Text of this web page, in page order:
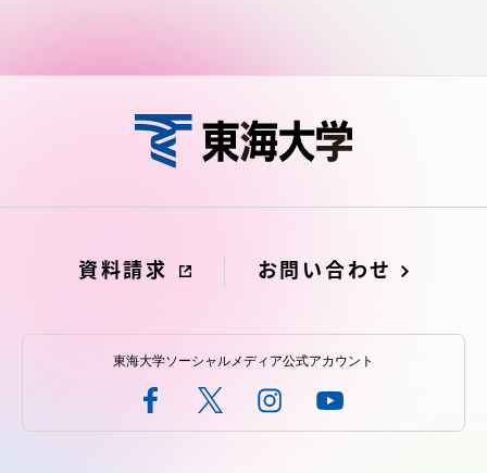
資料請求 お問い合わせ
東海大学ソーシャルメディア公式アカウント